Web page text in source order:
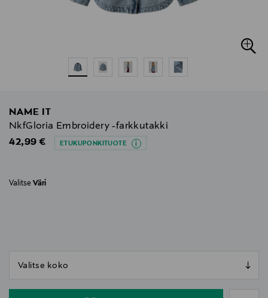
NAME IT
NkfGloria Embroidery -farkkutakki
Original Price
42,99 € ETUKUPONKITUOTE
Valitse Väri